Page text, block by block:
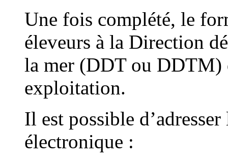
Une fois complété, le
éleveurs à la Direction
la mer (DDT ou DDTM)
exploitation.
Il est possible
électronique :